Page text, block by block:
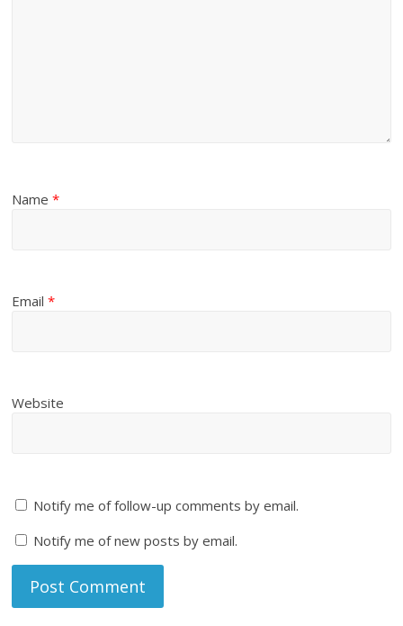
Name*
Email*
Website
Notify me of follow-up comments by email.
Notify me of new posts by email.